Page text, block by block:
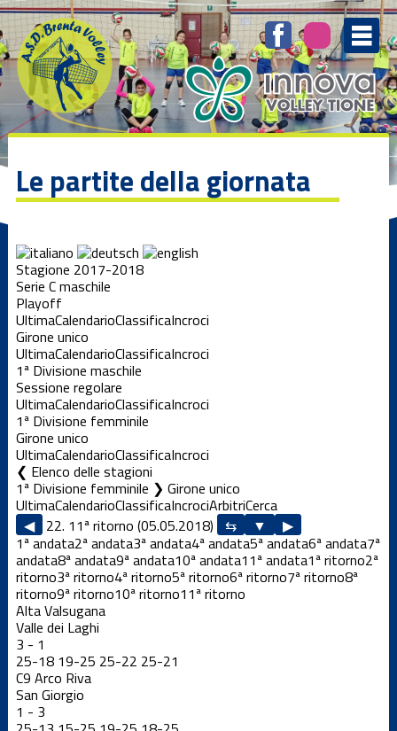
Le partite della giornata
Stagione 2017-2018
Serie C maschile
Playoff
UltimaCalendarioClassificaIncroci
Girone unico
UltimaCalendarioClassificaIncroci
1ª Divisione maschile
Sessione regolare
UltimaCalendarioClassificaIncroci
1ª Divisione femminile
Girone unico
UltimaCalendarioClassificaIncroci
Elenco delle stagioni
1ª Divisione femminile ❯ Girone unico
UltimaCalendarioClassificaIncrociArbitriCerca
◀ 22. 11ª ritorno (05.05.2018)
▶
1ª andata2ª andata3ª andata4ª andata5ª andata6ª andata7ª
andata8ª andata9ª andata10ª andata11ª andata1ª ritorno2ª
ritorno3ª ritorno4ª ritorno5ª ritorno6ª ritorno7ª ritorno8ª
ritorno9ª ritorno10ª ritorno11ª ritorno
Alta Valsugana
Valle dei Laghi
3 - 1
25-18 19-25 25-22 25-21
C9 Arco Riva
San Giorgio
1 - 3